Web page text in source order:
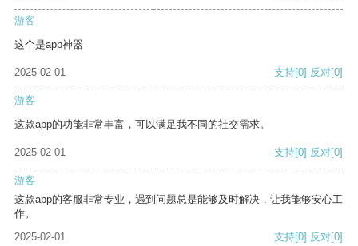
游客
这个是app神器
2025-02-01 支持[0] 反对[0]
游客
这款app的功能非常丰富，可以满足我不同的社交需求。
2025-02-01 支持[0] 反对[0]
游客
这款app的客服非常专业，遇到问题总是能够及时解决，让我能够安心工
作。
2025-02-01
支持[0] 反对[0]